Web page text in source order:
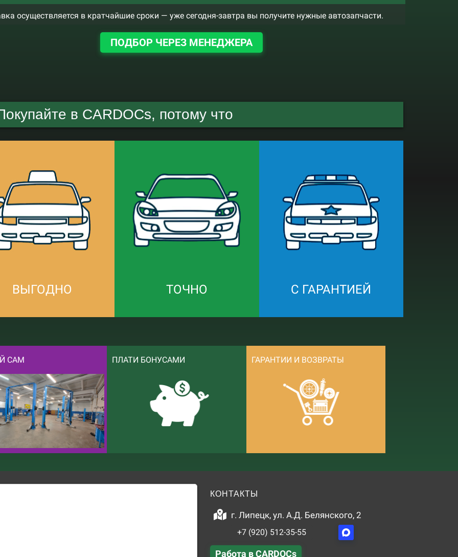
осуществляется в кратчайшие сроки — уже сегодня-завтра вы получите нужные автозапчасти.
ПОДБОР ЧЕРЕЗ МЕНЕДЖЕРА
в CARDOCs, потому что
ВЫГОДНО ТОЧНО С ГАРАНТИЕЙ
САМ ПЛАТИ БОНУСАМИ ГАРАНТИИ И ВОЗВРАТЫ
КОНТАКТЫ
г. Липецк, ул. А.Д. Белянского, 2
+7 (920) 512-35-55
Работа в CARDOCs